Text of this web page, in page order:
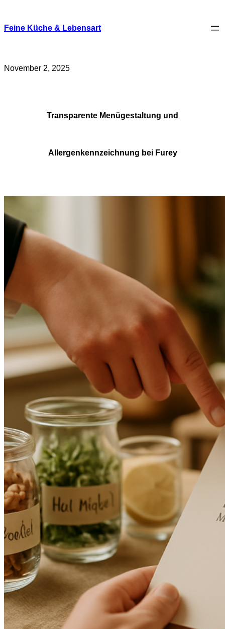
content
Feine Küche & Lebensart
November 2, 2025
Transparente Menügestaltung und
Allergenkennzeichnung bei Furey